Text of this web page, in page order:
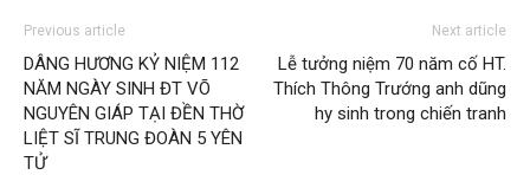
Previous article
DÂNG HƯƠNG KỶ NIỆM 112
NĂM NGÀY SINH ĐT VÕ
NGUYÊN GIÁP TẠI ĐỀN THỜ
LIỆT SĨ TRUNG ĐOÀN 5 YÊN
TỬ
Next article
Lễ tưởng niệm 70 năm cố HT.
Thích Thông Trướng anh dũng
hy sinh trong chiến tranh